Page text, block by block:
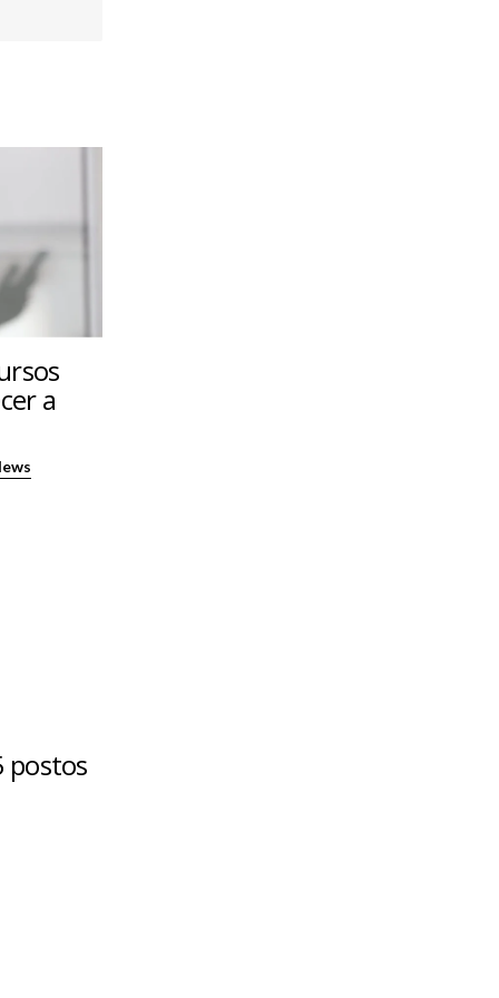
a
postos